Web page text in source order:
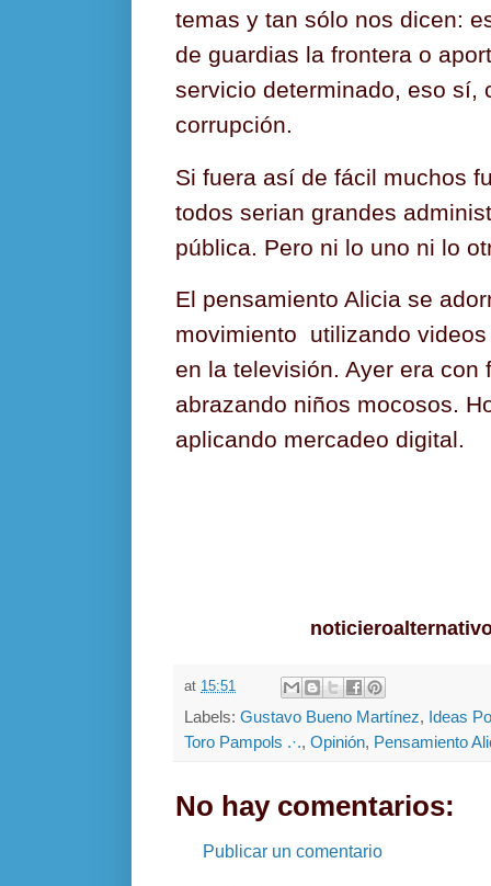
temas y tan sólo nos dicen:
de guardias la frontera o
servicio determinado, eso sí,
corrupción.
Si fuera así de fácil muchos
todos serian grandes
pública. Pero ni lo uno ni lo
El pensamiento Alicia se
movimiento utilizando
en la televisión. Ayer era con
abrazando niños mocosos.
aplicando mercadeo digital.
at 15:51
Labels: Gustavo Bueno Martínez, Ideas
Toro Pampols .·., Opinión, Pensamiento
No hay comentarios:
Publicar un comentario